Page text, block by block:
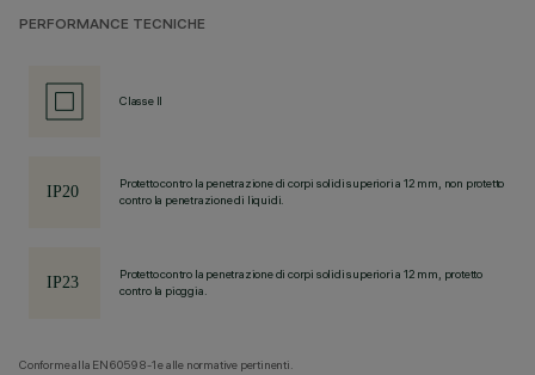
PERFORMANCE TECNICHE
Classe II
Protetto contro la penetrazione di corpi solidi superiori a 12 mm, non protetto
contro la penetrazione di liquidi.
Protetto contro la penetrazione di corpi solidi superiori a 12 mm, protetto
contro la pioggia.
Conforme alla EN60598-1 e alle normative pertinenti.